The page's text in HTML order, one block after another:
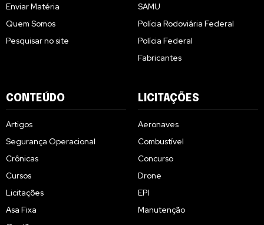
Enviar Matéria
Quem Somos
Pesquisar no site
SAMU
Polícia Rodoviária Federal
Polícia Federal
Fabricantes
CONTEÚDO
Artigos
Segurança Operacional
Crônicas
Cursos
Licitações
Asa Fixa
LICITAÇÕES
Aeronaves
Combustível
Concurso
Drone
EPI
Manutenção